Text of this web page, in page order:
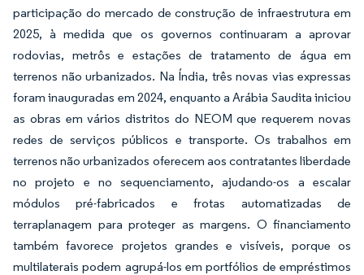
participação do mercado de construção de infraestrutura em
2025, à medida que os governos continuaram a aprovar
rodovias, metrôs e estações de tratamento de água em
terrenos não urbanizados. Na Índia, três novas vias expressas
foram inauguradas em 2024, enquanto a Arábia Saudita iniciou
as obras em vários distritos do NEOM que requerem novas
redes de serviços públicos e transporte. Os trabalhos em
terrenos não urbanizados oferecem aos contratantes liberdade
no projeto e no sequenciamento, ajudando-os a escalar
módulos pré-fabricados e frotas automatizadas de
terraplanagem para proteger as margens. O financiamento
também favorece projetos grandes e visíveis, porque os
multilaterais podem agrupá-los em portfólios de empréstimos